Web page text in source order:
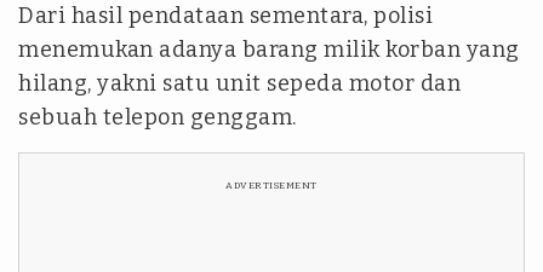
Dari hasil pendataan sementara, polisi
menemukan adanya barang milik korban yang
hilang, yakni satu unit sepeda motor dan
sebuah telepon genggam.
ADVERTISEMENT